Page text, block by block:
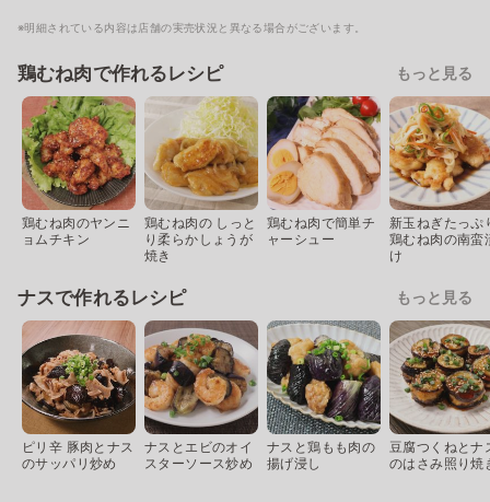
※明細されている内容は店舗の実売状況と異なる場合がございます。
鶏むね肉で作れるレシピ もっと見る
鶏むね肉のヤンニ
ョムチキン
鶏むね肉の しっと
り柔らかしょうが
焼き
鶏むね肉で簡単チ
ャーシュー
新玉ねぎたっぷ
鶏むね肉の南蛮
け
ナスで作れるレシピ もっと見る
ピリ辛 豚肉とナス
のサッパリ炒め
ナスとエビのオイ
スターソース炒め
ナスと鶏もも肉の
揚げ浸し
豆腐つくねとナ
のはさみ照り焼